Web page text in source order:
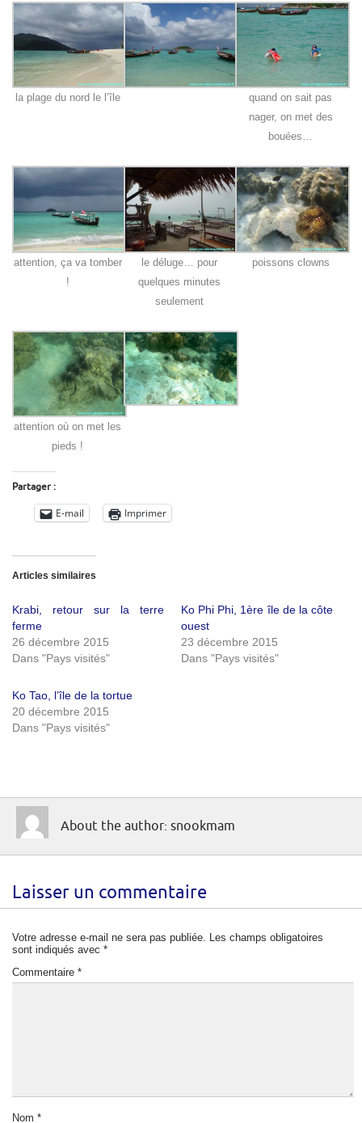
la plage du nord le l’île
quand on sait pas
nager, on met des
bouées…
attention, ça va tomber
!
le déluge… pour
quelques minutes
seulement
poissons clowns
attention où on met les
pieds !
Partager :
E-mail Imprimer
Articles similaires
Krabi, retour sur la terre
ferme
26 décembre 2015
Dans "Pays visités"
Ko Phi Phi, 1ère île de la côte
ouest
23 décembre 2015
Dans "Pays visités"
Ko Tao, l’île de la tortue
20 décembre 2015
Dans "Pays visités"
About the author: snookmam
Laisser un commentaire
Votre adresse e-mail ne sera pas publiée.
Les champs obligatoires
sont indiqués avec *
Commentaire *
Nom *